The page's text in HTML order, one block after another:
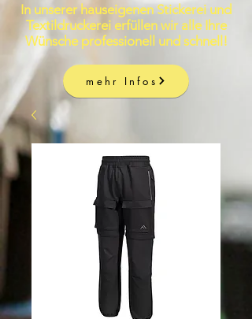
In unserer hauseigenen Stickerei und
Textildruckerei erfüllen wir alle Ihre
Wünsche professionell und schnell!
mehr Infos